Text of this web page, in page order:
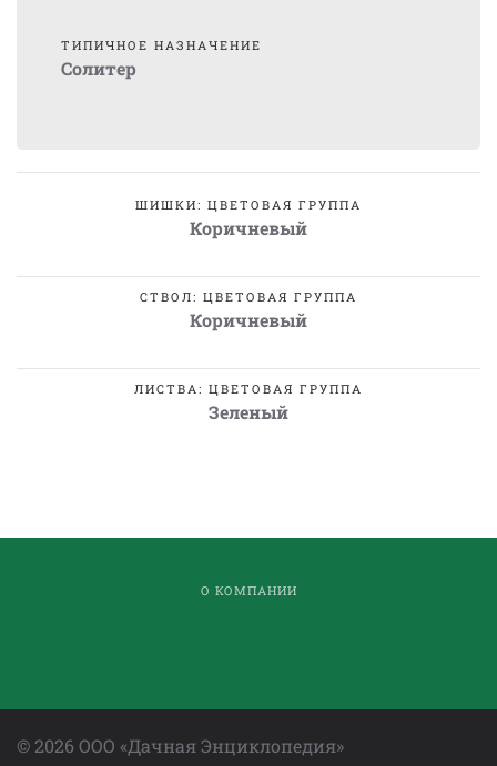
ТИПИЧНОЕ НАЗНАЧЕНИЕ
Солитер
ШИШКИ: ЦВЕТОВАЯ ГРУППА
Коричневый
СТВОЛ: ЦВЕТОВАЯ ГРУППА
Коричневый
ЛИСТВА: ЦВЕТОВАЯ ГРУППА
Зеленый
О КОМПАНИИ
©2026 ООО «Дачная Энциклопедия»